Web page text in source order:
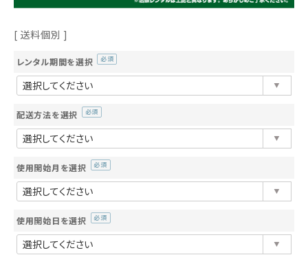
送料個別
レンタル期間を選択
配送方法を選択
須)
使用開始月を選択
須)
使用開始日を選択
須)